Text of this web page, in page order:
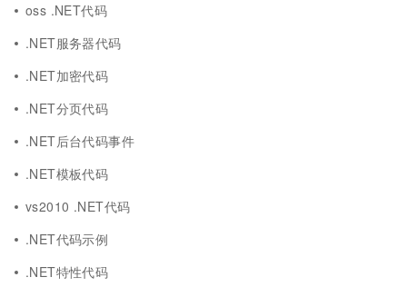
oss .NET代码
.NET服务器代码
.NET加密代码
.NET分页代码
.NET后台代码事件
.NET模板代码
vs2010 .NET代码
.NET代码示例
.NET特性代码